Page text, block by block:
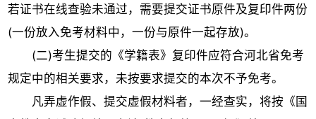
若证书在线查验未通过，需要提交证书原件及复印件两份
(一份放入免考材料中，一份与原件一起存放)。
(二)考生提交的《学籍表》复印件应符合河北省免考
规定中的相关要求，未按要求提交的本次不予免考。
凡弄虚作假、提交虚假材料者，一经查实，将按《国